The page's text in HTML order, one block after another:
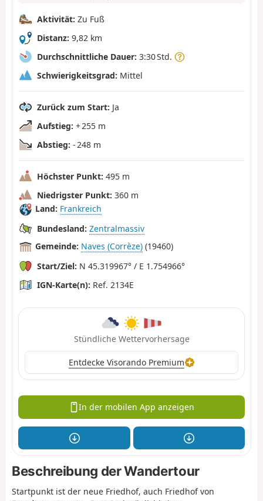
Aktivität: Zu Fuß
Distanz: 9,82 km
Durchschnittliche Dauer: 3:30 Std.
Schwierigkeitsgrad: Mittel
Zurück zum Start: Ja
Aufstieg: + 255 m
Abstieg: - 248 m
Höchster Punkt: 495 m
Niedrigster Punkt: 360 m
Land: Frankreich
Bundesland: Zentralmassiv
Gemeinde: Naves (Corrèze) (19460)
Start/Ziel: N 45.319967° / E 1.754966°
IGN-Karte(n): Ref. 2134E
Stündliche Wettervorhersage
Entdecke Visorando Premium
In der mobilen App anzeigen
Beschreibung der Wandertour
Startpunkt ist der neue Friedhof, auch Friedhof von